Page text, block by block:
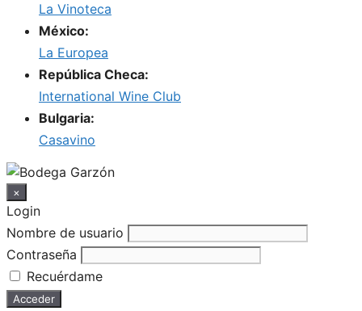
La Vinoteca
México:
La Europea
República Checa:
International Wine Club
Bulgaria:
Casavino
×
Login
Nombre de usuario
Contraseña
Recuérdame